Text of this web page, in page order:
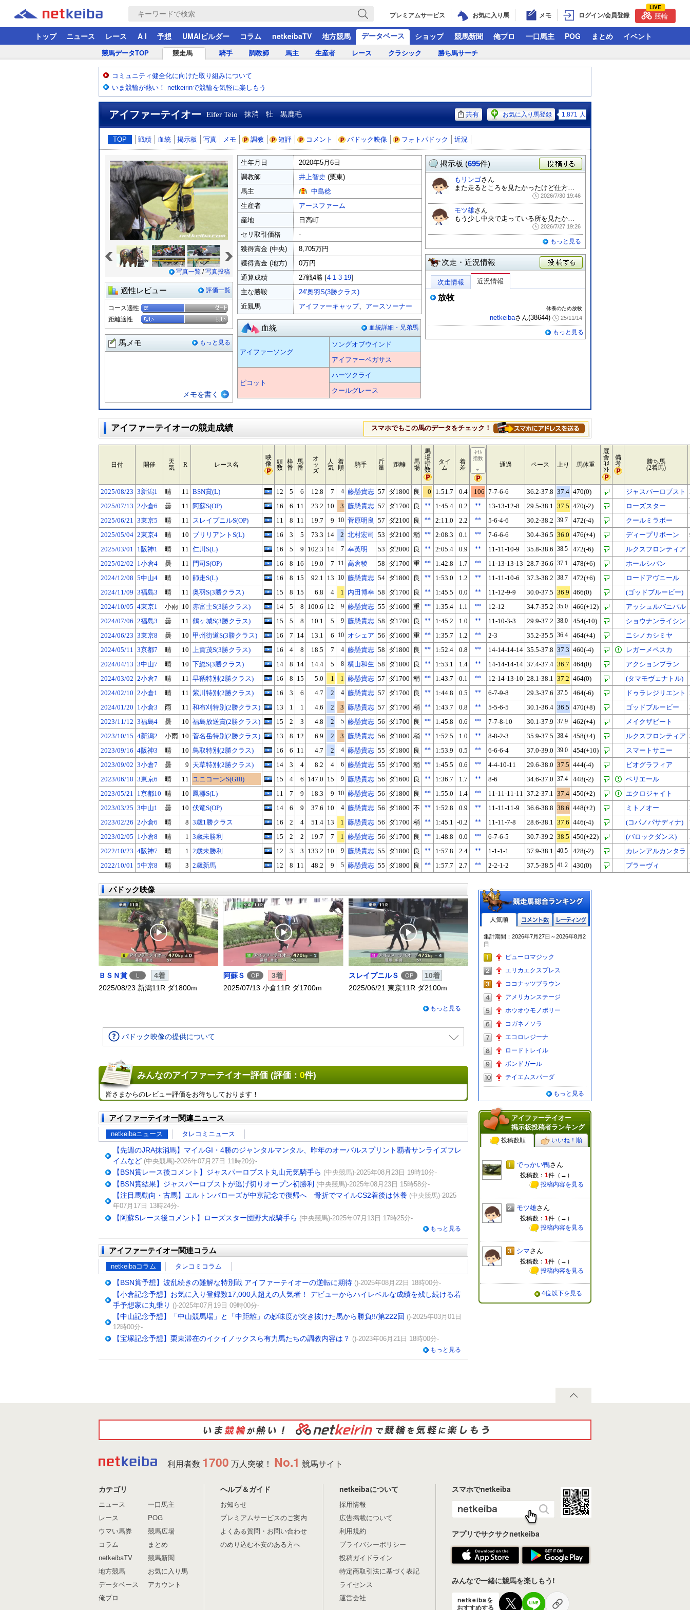
プレミアムサービス お気に入り馬 メモ ログイン/会員登録
LIVE
競輪
トップ ニュース レース A I 予想 UMAIビルダー コラム netkeibaTV 地方競馬 データベース ショップ 競馬新聞 俺プロ 一口馬主 POG まとめ イベント
競馬データTOP 競走馬 騎手 調教師 馬主 生産者 レース クラシック 勝ち馬サーチ
コミュニティ健全化に向けた取り組みについて
いま競輪が熱い！ netkeirinで競輪を気軽に楽しもう
アイファーテイオー Eifer Teio 抹消 牡 黒鹿毛 共有 お気に入り馬登録 1,871 人
X Facebook LINE URLをコピー
TOP 戦績 血統 掲示板 写真 メモ 調教 短評 コメント パドック映像 フォトパドック 近況
写真一覧 /写真投稿
適性レビュー 評価一覧
コース適性
距離適性
馬メモ もっと見る
メモを書く
生年月日
2020年5月6日
調教師
井上智史 (栗東)
馬主
中島稔
生産者
アースファーム
産地
日高町
セリ取引価格
-
獲得賞金 (中央)
8,705万円
獲得賞金 (地方)
0万円
通算成績
27戦4勝 [4-1-3-19]
主な勝鞍
24'奥羽S(3勝クラス)
近親馬
アイファーキャップ、 アースソーナー
血統 血統詳細・兄弟馬
アイファーソング
ソングオブウインド
アイファーペガサス
ピコット
ハーツクライ
クールグレース
掲示板 (695件)
投稿する
もリンゴさん
また走るところを見たかったけど仕方ない…...
2026/7/30 19:46
モツ雄さん
もう少し中央で走っている所を見たかったで...
2026/7/27 19:26
もっと見る
次走・近況情報
次走情報 近況情報
放牧
休養のため放牧
netkeibaさん(38644) 25/11/14
もっと見る
アイファーテイオーの競走成績 スマホでもこの馬のデータをチェック！
日付 開催
天
気
R レース名
映
像
頭
数
枠
番
馬
番
オ
ッ
ズ
人
気
着
順
騎手
斤
量
距離
馬
場
馬
場
指
数
タイ
ム
着
差
ﾀｲﾑ
指数
通過 ペース 上り 馬体重
厩
舎
ｺﾒ
ﾝﾄ
備
考
勝ち馬
(2着馬)
2025/08/23 3新潟1 晴 11 BSN賞(L) 12 5 6 12.8 7 4 藤懸貴志 57 ダ1800 良 0 1:51.7 0.4 106 7-7-6-6 36.2-37.8 37.4 470(0) ジャスパーロブスト
2025/07/13 2小倉6 曇 11 阿蘇S(OP) 16 6 11 23.2 10 3 藤懸貴志 57 ダ1700 良 ** 1:45.4 0.2 ** 13-13-12-8 29.5-38.1 37.5 470(-2) ローズスター
2025/06/21 3東京5 晴 11 スレイプニルS(OP) 11 8 11 19.7 9 10 菅原明良 57 ダ2100 良 ** 2:11.0 2.2 ** 5-6-4-6 30.2-38.2 39.7 472(-4)
クールミラボー
2025/05/04 2東京4 晴 10 ブリリアントS(L) 16 3 5 73.3 14 2 北村宏司 53 ダ2100 稍 ** 2:08.3 0.1 ** 7-6-6-6 30.4-36.5 36.0 476(+4) ディープリボーン
2025/03/01 1阪神1 晴 11 仁川S(L) 16 5 9 102.3 14 7 幸英明 53 ダ2000 良 ** 2:05.4 0.9 ** 11-11-10-9 35.8-38.6 38.5 472(-6)
ルクスフロンティア
2025/02/02 1小倉4 曇 11 門司S(OP) 16 8 16 19.0 7 11 高倉稜 58 ダ1700 重 ** 1:42.8 1.7 ** 11-13-13-13 28.7-36.6 37.1 478(+6)
ホールシバン
2024/12/08 5中山4 晴 10 師走S(L) 16 8 15 92.1 13 10 藤懸貴志 54 ダ1800 良 ** 1:53.0 1.2 ** 11-11-10-6 37.3-38.2 38.7 472(+6)
ロードアヴニール
2024/11/09 3福島3 晴 11 奥羽S(3勝クラス) 15 8 15 6.8 4 1 内田博幸 58 ダ1700 良 ** 1:45.5 0.0 ** 11-12-9-9 30.0-37.5 36.9 466(0) (ゴッドブルービー)
2024/10/05 4東京1 小雨 10 赤富士S(3勝クラス) 14 5 8 100.6 12 9 藤懸貴志 55 ダ1600 重 ** 1:35.4 1.1 ** 12-12 34.7-35.2 35.0 466(+12)
アッシュルバニパル
2024/07/06 2福島3 曇 11 鶴ヶ城S(3勝クラス) 15 5 8 10.1 5 9 藤懸貴志 58 ダ1700 良 ** 1:45.2 1.0 ** 11-10-3-3 29.9-37.2 38.0 454(-10)
ショウナンライシン
2024/06/23 3東京8 曇 10 甲州街道S(3勝クラス) 16 7 14 13.1 6 10 オシェア 56 ダ1600 重 ** 1:35.7 1.2 ** 2-3 35.2-35.5 36.4 464(+4)
ニシノカシミヤ
2024/05/11 3京都7 晴 10 上賀茂S(3勝クラス) 16 4 8 18.5 7 4 藤懸貴志 58 ダ1800 良 ** 1:52.4 0.8 ** 14-14-14-14 35.5-37.8 37.3 460(-4) レガーメペスカ
2024/04/13 3中山7 晴 10 下総S(3勝クラス) 14 8 14 14.4 5 8 横山和生 58 ダ1800 良 ** 1:53.1 1.4 ** 14-14-14-14 37.4-37.4 36.7 464(0)
アクションプラン
2024/03/02 2小倉7 晴 11 早鞆特別(2勝クラス) 16 8 15 5.0 1 1 藤懸貴志 57 ダ1700 稍 ** 1:43.7 -0.1 ** 12-14-13-10 28.1-38.1 37.2 464(0) (タマモヴェナトル)
2024/02/10 2小倉1 晴 11 紫川特別(2勝クラス) 16 3 6 4.7 2 4 藤懸貴志 57 ダ1700 良 ** 1:44.8 0.5 ** 6-7-9-8 29.3-37.6 37.5 464(-6) ドゥラレジリエント
2024/01/20 1小倉3 雨 11 和布刈特別(2勝クラス) 13 1 1 4.6 2 3 藤懸貴志 57 ダ1700 稍 ** 1:43.7 0.8 ** 5-5-6-5 30.1-36.4 36.5 470(+8) ゴッドブルービー
2023/11/12 3福島4 曇 10 福島放送賞(2勝クラス) 15 2 3 4.8 2 5 藤懸貴志 56 ダ1700 良 ** 1:45.8 0.6 ** 7-7-8-10 30.1-37.9 37.9 462(+4) メイクザビート
2023/10/15 4新潟2 小雨 10 菅名岳特別(2勝クラス) 13 8 12 6.9 2 3 藤懸貴志 56 ダ1800 稍 ** 1:52.5 1.0 ** 8-8-2-3 35.9-37.5 38.4 458(+4) ルクスフロンティア
2023/09/16 4阪神3 晴 10 鳥取特別(2勝クラス) 16 6 11 4.7 2 4 藤懸貴志 55 ダ1800 良 ** 1:53.9 0.5 ** 6-6-6-4 37.0-39.0 39.0 454(+10) スマートサニー
2023/09/02 3小倉7 曇 9 天草特別(2勝クラス) 14 3 4 8.2 4 6 藤懸貴志 55 ダ1700 稍 ** 1:45.5 0.6 ** 4-4-10-11 29.6-38.0 37.5 444(-4)
ビオグラフィア
2023/06/18 3東京6 晴 11 ユニコーンS(GIII) 15 4 6 147.0 15 9 藤懸貴志 56 ダ1600 良 ** 1:36.7 1.7 ** 8-6 34.6-37.0 37.4 448(-2)
ペリエール
2023/05/21 1京都10 晴 10 鳳雛S(L) 11 7 9 18.3 9 10 藤懸貴志 56 ダ1800 良 ** 1:55.0 1.4 ** 11-11-11-11 37.2-37.1 37.4 450(+2)
エクロジャイト
2023/03/25 3中山1 曇 10 伏竜S(OP) 14 6 9 37.6 10 4 藤懸貴志 56 ダ1800 不 ** 1:52.8 0.9 ** 11-11-11-9 36.6-38.8 38.6 448(+2) ミトノオー
2023/02/26 2小倉6 晴 8 3歳1勝クラス 16 2 4 51.4 13 1 藤懸貴志 56 ダ1700 稍 ** 1:45.1 -0.2 ** 11-11-7-8 28.6-38.1 37.6 446(-4) (コパノパサディナ)
2023/02/05 1小倉8 晴 1 3歳未勝利 15 2 2 19.7 7 1 藤懸貴志 56 ダ1700 良 ** 1:48.8 0.0 ** 6-7-6-5 30.7-39.2 38.5 450(+22) (バロックダンス)
2022/10/23 4阪神7 晴 1 2歳未勝利 12 3 3 133.2 10 9 藤懸貴志 55 ダ1800 良 ** 1:57.8 2.4 ** 1-1-1-1 37.9-38.1 40.5 428(-2)
カレンアルカンタラ
2022/10/01 5中京8 晴 3 2歳新馬 12 8 11 48.2 9 5 藤懸貴志 55 ダ1800 良 ** 1:57.7 2.7 ** 2-2-1-2 37.5-38.5 41.2 430(0) プラーヴィ
パドック映像
ＢＳＮ賞
4着
2025/08/23 新潟11R ダ1800m
阿蘇Ｓ OP
3着
2025/07/13 小倉11R ダ1700m
スレイプニルＳ OP
10着
2025/06/21 東京11R ダ2100m
もっと見る
パドック映像の提供について
みんなのアイファーテイオー評価 (評価： 0件)
皆さまからのレビュー評価をお待ちしております！
アイファーテイオー関連ニュース
netkeibaニュース タレコミニュース
【先週のJRA抹消馬】マイルGI・4勝のジャンタルマンタル、昨年のオーバルスプリント覇者サンライズフレ
イムなど (中央競馬)-2026年07月27日 11時20分-
【BSN賞レース後コメント】ジャスパーロブスト丸山元気騎手ら (中央競馬)-2025年08月23日 19時10分-
【BSN賞結果】ジャスパーロブストが逃げ切りオープン初勝利 (中央競馬)-2025年08月23日 15時58分-
【注目馬動向・古馬】エルトンバローズが中京記念で復帰へ 骨折でマイルCS2着後は休養 (中央競馬)-2025
年07月17日 13時24分-
【阿蘇Sレース後コメント】ローズスター団野大成騎手ら (中央競馬)-2025年07月13日 17時25分-
もっと見る
アイファーテイオー関連コラム
netkeibaコラム タレコミコラム
【BSN賞予想】波乱続きの難解な特別戦 アイファーテイオーの逆転に期待 ()-2025年08月22日 18時00分-
【小倉記念予想】お気に入り登録数17,000人超えの人気者！ デビューからハイレベルな成績を残し続ける若
手予想家に丸乗り ()-2025年07月19日 09時00分-
【中山記念予想】「中山競馬場」と「中距離」の妙味度が突き抜けた馬から勝負!!/第222回 ()-2025年03月01日
12時00分-
【宝塚記念予想】栗東滞在のイクイノックスら有力馬たちの調教内容は？ ()-2023年06月21日 18時00分-
もっと見る
グ
集計期間：2026年7月27日～2026年8月2
日
ピューロマジック
エリカエクスプレス
ココナッツブラウン
アメリカンステージ
ホウオウモノポリー
コガネノソラ
エコロレジーナ
ロードトレイル
ボンドガール
テイエムスパーダ
もっと見る
アイファーテイオー
掲示板投稿者ランキング
投稿数順 いいね！順
でっかい鴨さん
投稿数： 1件（ → ）
投稿内容を見る
モツ雄さん
投稿数： 1件（ → ）
投稿内容を見る
シマさん
投稿数： 1件（ → ）
投稿内容を見る
4位以下を見る
利用者数 1700 万人突破！ No.1 競馬サイト
カテゴリ
ニュース
レース
ウマい馬券
コラム
netkeibaTV
地方競馬
データベース
俺プロ
一口馬主
POG
競馬広場
まとめ
競馬新聞
お気に入り馬
アカウント
ヘルプ＆ガイド
お知らせ
プレミアムサービスのご案内
よくある質問・お問い合わせ
のめり込む不安のある方へ
netkeibaについて
採用情報
広告掲載について
利用規約
プライバシーポリシー
投稿ガイドライン
特定商取引法に基づく表記
ライセンス
運営会社
スマホでnetkeiba
アプリでサクサクnetkeiba
みんなで一緒に競馬を楽しもう!
netkeibaを
おすすめする